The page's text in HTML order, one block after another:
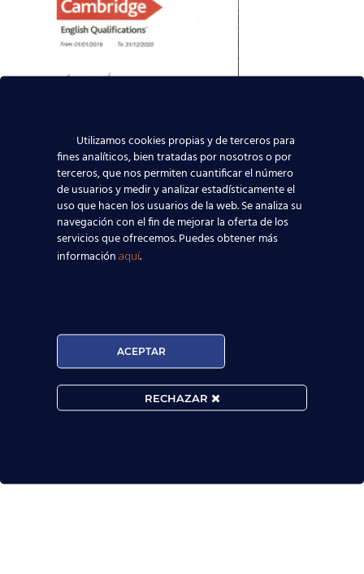

Convocatorias constantes.
 Horarios Flexibles.
Utilizamos cookies propias y de terceros para
fines analíticos, bien tratadas por nosotros o por
terceros, que nos permiten cuantificar el número
de usuarios y medir y analizar estadísticamente el
uso que hacen los usuarios de la web. Se analiza su
navegación con el fin de mejorar la oferta de los
servicios que ofrecemos. Puedes obtener más
información aquí.
ACEPTAR
RECHAZAR